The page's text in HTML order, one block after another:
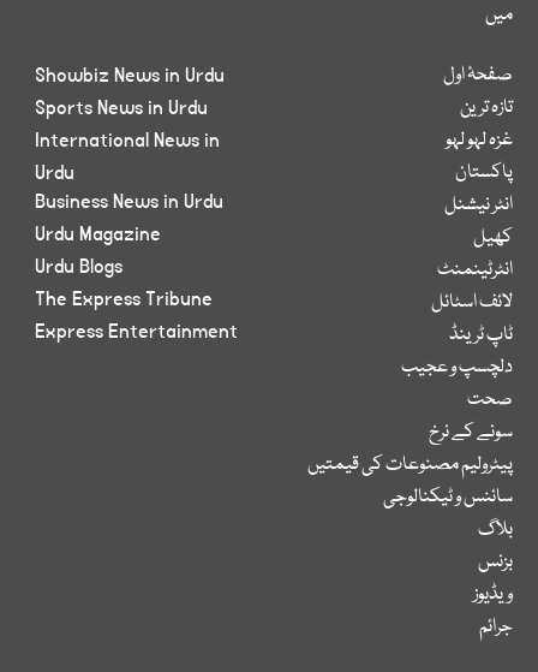
میں
صفحۂ اول
تازہ ترین
غزہ لہو لہو
پاکستان
انٹر نیشنل
کھیل
انٹرٹینمنٹ
لائف اسٹائل
ٹاپ ٹرینڈ
دلچسپ و عجیب
صحت
سونے کے نرخ
پیٹرولیم مصنوعات کی قیمتیں
سائنس و ٹیکنالوجی
بلاگ
بزنس
ویڈیوز
جرائم
Showbiz News in Urdu
Sports News in Urdu
International News in
Urdu
Business News in Urdu
Urdu Magazine
Urdu Blogs
The Express Tribune
Express Entertainment